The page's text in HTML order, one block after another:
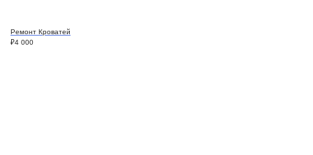
Ремонт Кроватей
₽4 000